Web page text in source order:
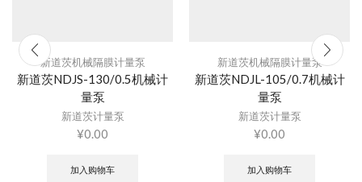
新道茨机械隔膜计量泵
新道茨NDJS-130/0.5机械计
量泵
新道茨计量泵
¥0.00
加入购物车
新道茨机械隔膜计量泵
新道茨NDJL-105/0.7机械计
量泵
新道茨计量泵
¥0.00
加入购物车